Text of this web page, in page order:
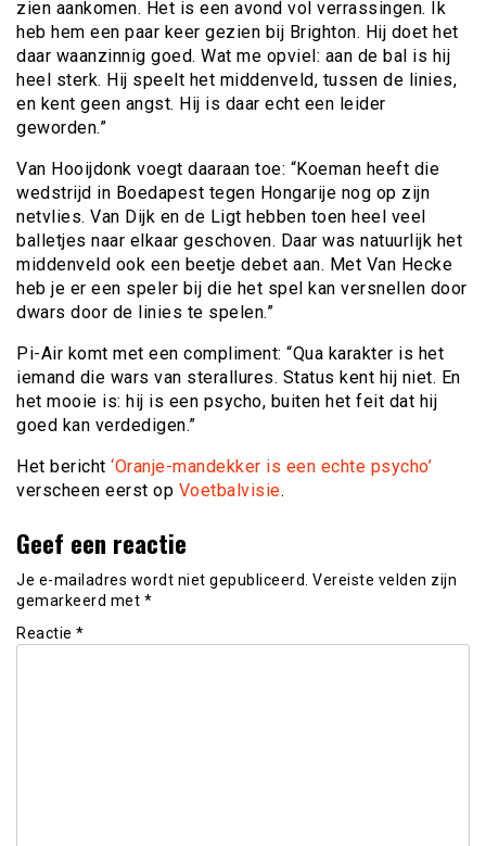
zien aankomen. Het is een avond vol verrassingen. Ik
heb hem een paar keer gezien bij Brighton. Hij doet het
daar waanzinnig goed. Wat me opviel: aan de bal is hij
heel sterk. Hij speelt het middenveld, tussen de linies,
en kent geen angst. Hij is daar echt een leider
geworden.”
Van Hooijdonk voegt daaraan toe: “Koeman heeft die
wedstrijd in Boedapest tegen Hongarije nog op zijn
netvlies. Van Dijk en de Ligt hebben toen heel veel
balletjes naar elkaar geschoven. Daar was natuurlijk het
middenveld ook een beetje debet aan. Met Van Hecke
heb je er een speler bij die het spel kan versnellen door
dwars door de linies te spelen.”
Pi-Air komt met een compliment: “Qua karakter is het
iemand die wars van sterallures. Status kent hij niet. En
het mooie is: hij is een psycho, buiten het feit dat hij
goed kan verdedigen.”
Het bericht ‘Oranje-mandekker is een echte psycho’
verscheen eerst op Voetbalvisie.
Geef een reactie
Je e-mailadres wordt niet gepubliceerd. Vereiste velden zijn
gemarkeerd met *
Reactie *